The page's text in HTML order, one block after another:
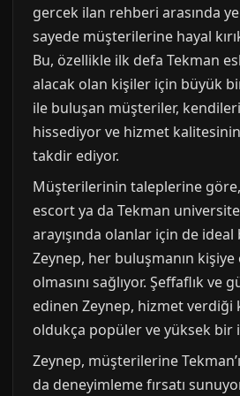
gercek ilan rehberi arasında
sayede müşterilerine hayal
Bu, özellikle ilk defa Tekman
alacak olan kişiler için büyük
ile buluşan müşteriler,
hissediyor ve hizmet
takdir ediyor.
Müşterilerinin taleplerine
escort ya da Tekman
arayışında olanlar için de
Zeynep, her buluşmanın
olmasını sağlıyor. Şeffaflık ve
edinen Zeynep, hizmet verdiği
oldukça popüler ve yüksek bir
Zeynep, müşterilerine
da deneyimleme fırsatı